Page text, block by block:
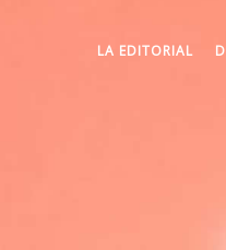
LA EDITORIAL